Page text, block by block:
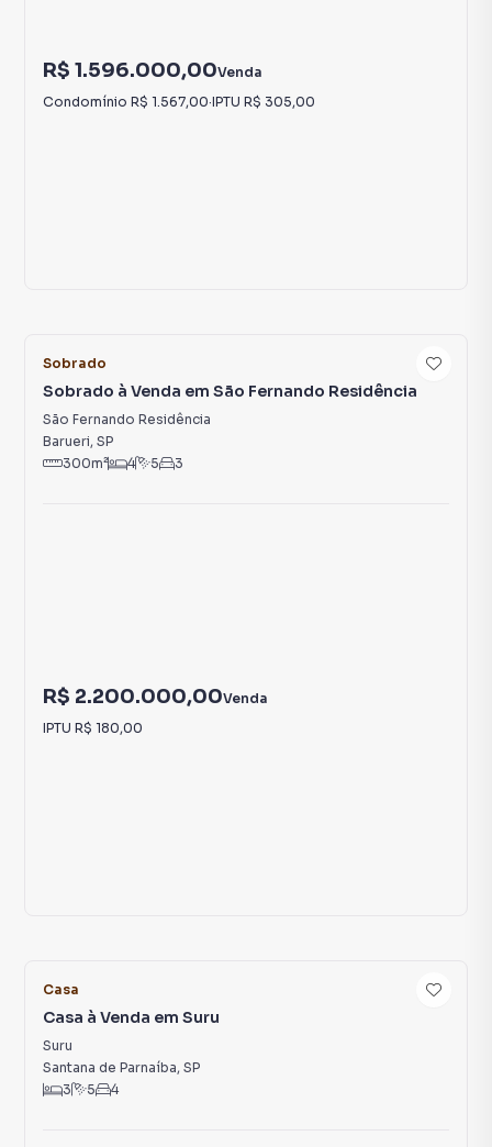
R$ 1.596.000,00Venda
Condomínio R$ 1.567,00·IPTU R$ 305,00
Sobrado
Sobrado à Venda em São Fernando Residência
São Fernando Residência
Barueri, SP
300m² 4 5 3
R$ 2.200.000,00Venda
IPTU R$ 180,00
Casa
Casa à Venda em Suru
Suru
Santana de Parnaíba, SP
3
5 4